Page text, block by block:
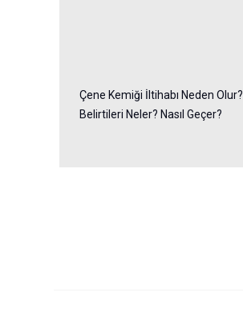
Çene Kemiği İltihabı Neden Olur?
Belirtileri Neler? Nasıl Geçer?